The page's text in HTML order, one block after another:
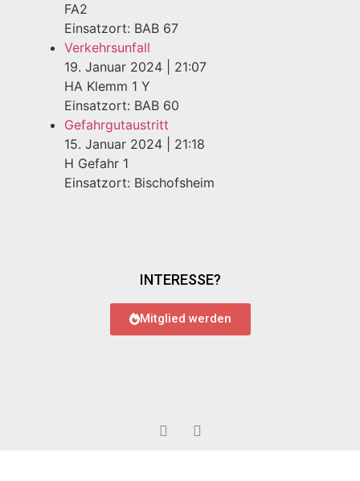
FA2
Einsatzort: BAB 67
Verkehrsunfall
19. Januar 2024
21:07
HA Klemm 1 Y
Einsatzort: BAB 60
Gefahrgutaustritt
15. Januar 2024
21:18
H Gefahr 1
Einsatzort: Bischofsheim
INTERESSE?
Mitglied werden